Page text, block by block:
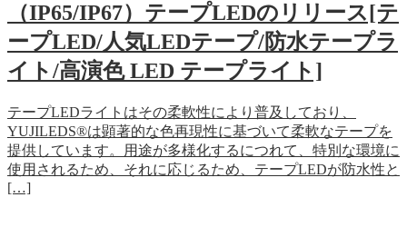
（IP65/IP67）テープLEDのリリース[テ
ープLED/人気LEDテープ/防水テープラ
イト/高演色 LED テープライト]
テープLEDライトはその柔軟性により普及しており、
YUJILEDS®は顕著的な色再現性に基づいて柔軟なテープを
提供しています。用途が多様化するにつれて、特別な環境に
使用されるため、それに応じるため、テープLEDが防水性と
[…]